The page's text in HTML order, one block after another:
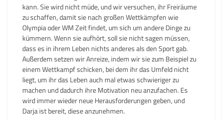
kann. Sie wird nicht müde, und wir versuchen, ihr Freiräume
zu schaffen, damit sie nach großen Wettkämpfen wie
Olympia oder WM Zeit findet, um sich um andere Dinge zu
kümmern. Wenn sie aufhört, soll sie nicht sagen müssen,
dass es in ihrem Leben nichts anderes als den Sport gab.
Außerdem setzen wir Anreize, indem wir sie zum Beispiel zu
einem Wettkampf schicken, bei dem ihr das Umfeld nicht
liegt, um ihr das Leben auch mal etwas schwieriger zu
machen und dadurch ihre Motivation neu anzufachen. Es
wird immer wieder neue Herausforderungen geben, und
Darja ist bereit, diese anzunehmen.